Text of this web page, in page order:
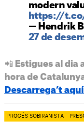
modern
https://
— Hendrik
27 de
📲 Estigues al dia
hora de
Descarrega’t
PROCÉS SOBIRANISTA